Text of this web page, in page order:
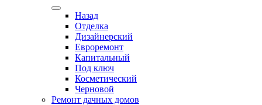
Назад
Отделка
Дизайнерский
Евроремонт
Капитальный
Под ключ
Косметический
Черновой
Ремонт дачных домов